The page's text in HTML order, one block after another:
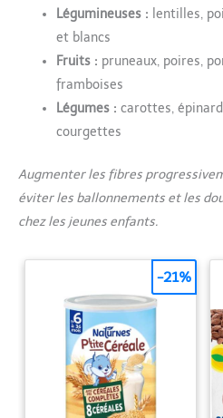
Légumineuses : lentilles,
et blancs
Fruits : pruneaux, poires,
framboises
Légumes : carottes,
courgettes
Augmenter les fibres
éviter les ballonnements et les
chez les jeunes enfants.
-21%